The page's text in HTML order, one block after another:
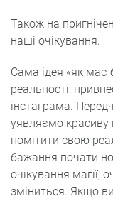
Також на
наші очікування.
Сама ідея «як має
реальності,
інстаграма.
уявляємо красиву
помітити свою
бажання почати
очікування магії,
зміниться. Якщо